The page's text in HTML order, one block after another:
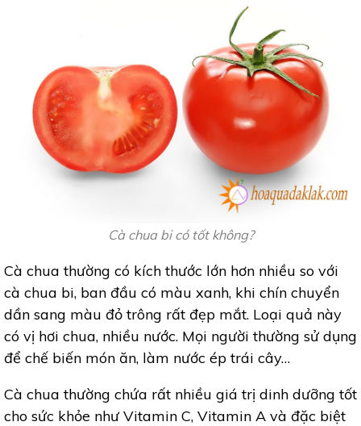
Cà chua bi có tốt không?
Cà chua thường có kích thước lớn hơn nhiều so với
cà chua bi, ban đầu có màu xanh, khi chín chuyển
dần sang màu đỏ trông rất đẹp mắt. Loại quả này
có vị hơi chua, nhiều nước. Mọi người thường sử dụng
để chế biến món ăn, làm nước ép trái cây…
Cà chua thường chứa rất nhiều giá trị dinh dưỡng tốt
cho sức khỏe như Vitamin C, Vitamin A và đặc biệt